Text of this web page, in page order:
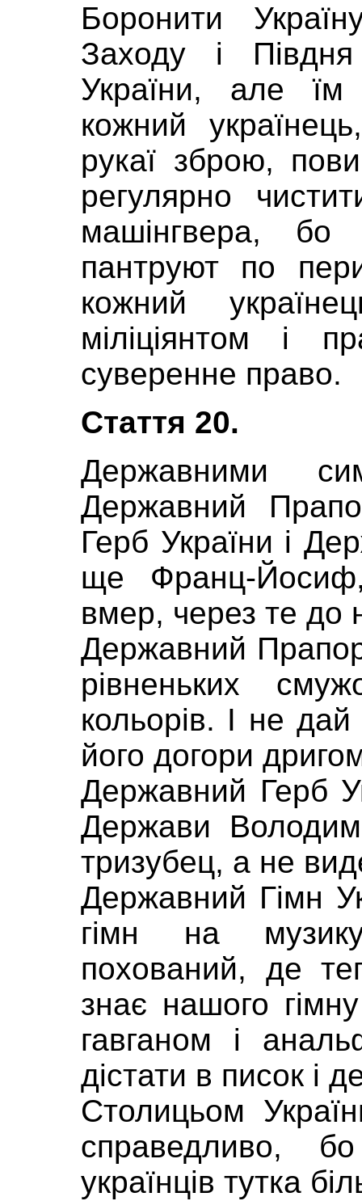
Боронити
Заходу і
України, але
кожний
рукаї зброю,
регулярно
машінгвера,
пантруют по
кожний
міліціянтом і
суверенне право.
Стаття 20.
Державними
Державний
Герб України і
ще Франц-
вмер, через те до
Державний
рівненьких
кольорів. І не
його догори
Державний Герб
Держави
тризубец, а не
Державний Гімн
гімн на
похований, де
знає нашого
гавганом і
дістати в писок і
Столицьом
справедливо,
українців тутка